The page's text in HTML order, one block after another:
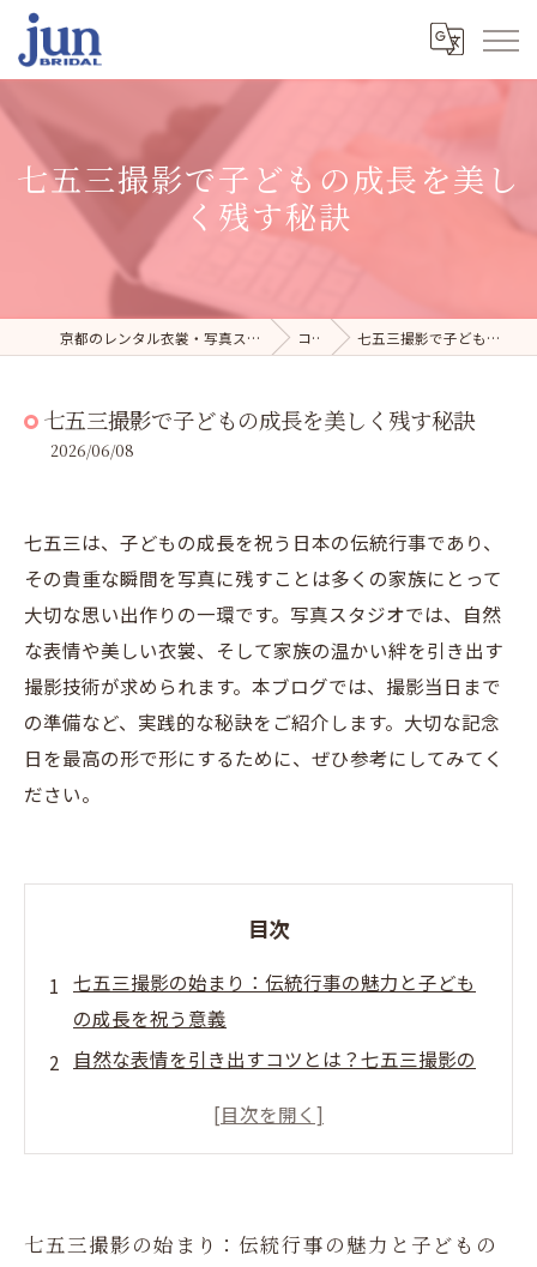
七五三撮影で子どもの成長を美し
く残す秘訣
京都のレンタル衣裳・写真スタジオならジュンブライダル コラム 七五三撮影で子どもの成長を美しく残す秘訣
七五三撮影で子どもの成長を美しく残す秘訣
2026/06/08
七五三は、子どもの成長を祝う日本の伝統行事であり、
その貴重な瞬間を写真に残すことは多くの家族にとって
大切な思い出作りの一環です。写真スタジオでは、自然
な表情や美しい衣裳、そして家族の温かい絆を引き出す
撮影技術が求められます。本ブログでは、撮影当日まで
の準備など、実践的な秘訣をご紹介します。大切な記念
日を最高の形で形にするために、ぜひ参考にしてみてく
ださい。
目次
七五三撮影の始まり：伝統行事の魅力と子ども
の成長を祝う意義
自然な表情を引き出すコツとは？七五三撮影の
家族の絆を写真に残す方法：七五三撮影で大切
七五三撮影の成功の秘訣
七五三撮影の始まり：伝統行事の魅力と子どもの